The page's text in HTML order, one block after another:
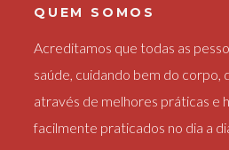
QUEM SOMOS
Acreditamos que todas as
saúde, cuidando bem do corpo,
através de melhores práticas e
facilmente praticados no dia a